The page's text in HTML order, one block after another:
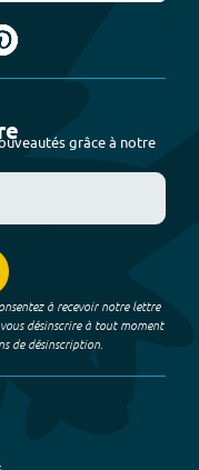
grâce à notre
à recevoir notre lettre
désinscrire à tout moment
de désinscription.